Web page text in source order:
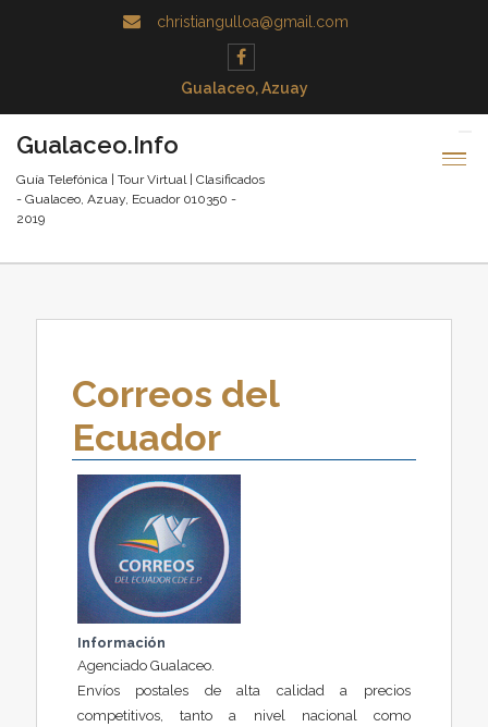
christiangulloa@gmail.com
Gualaceo, Azuay
Gualaceo.Info
Guía Telefónica | Tour Virtual | Clasificados
- Gualaceo, Azuay, Ecuador 010350 -
2019
Correos del
Ecuador
Información
Agenciado Gualaceo.
Envíos postales de alta calidad a precios
competitivos, tanto a nivel nacional como